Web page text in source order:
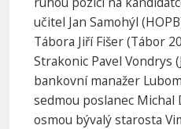
učitel Jan Samohýl
Tábora Jiří Fišer (Tábor
Strakonic Pavel Vondrys
bankovní manažer
sedmou poslanec Michal
osmou bývalý starosta